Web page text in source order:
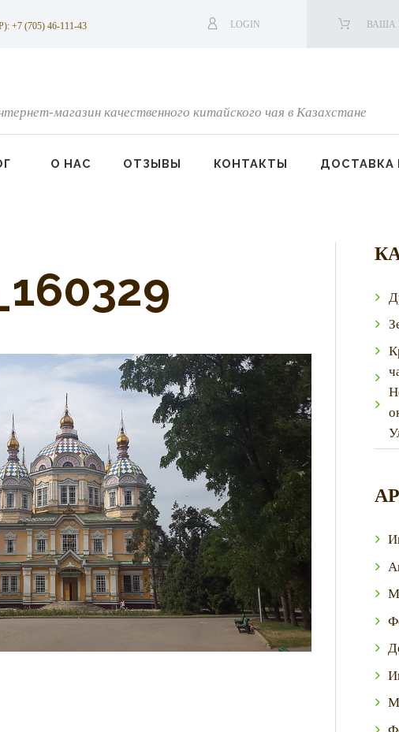
(705) 46-111-43 LOGIN ВАША
магазин качественного китайского чая в Казахстане
О НАС ОТЗЫВЫ КОНТАКТЫ ДОСТАВКА